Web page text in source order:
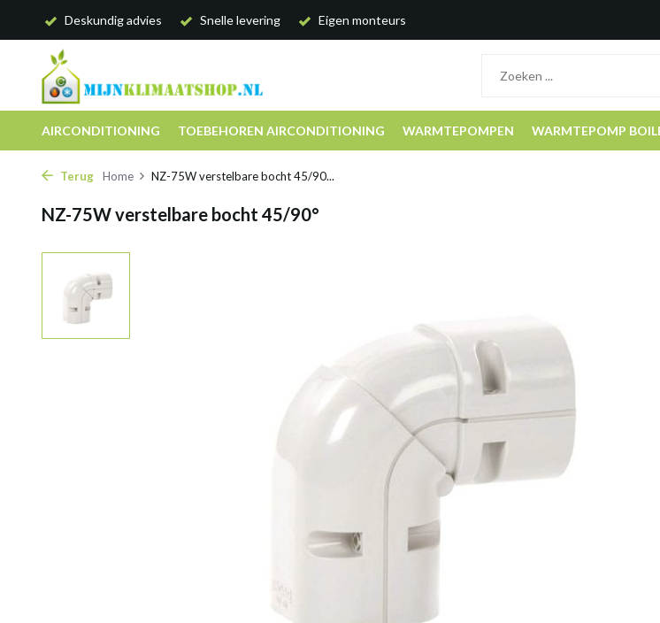
Deskundig advies Snelle levering Eigen monteurs
AIRCONDITIONING TOEBEHOREN AIRCONDITIONING WARMTEPOMPEN WARMTEPOMP
Terug Home NZ-75W verstelbare bocht 45/90...
NZ-75W verstelbare bocht 45/90°